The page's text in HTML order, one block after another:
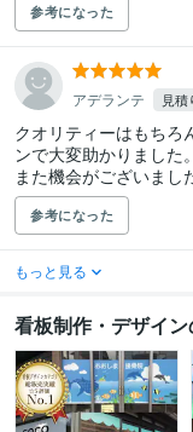
参考になった
アデランテ 見積
クオリティーはもちろ
ンで大変助かりました。
また機会がございまし
参考になった
もっと見る
看板制作・デザイ